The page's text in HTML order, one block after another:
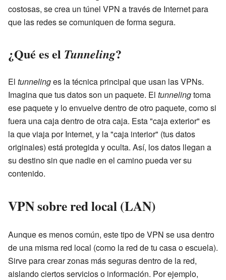
costosas, se crea un túnel VPN a través de Internet para
que las redes se comuniquen de forma segura.
¿Qué es el Tunneling?
El tunnelinges la técnica principal que usan las VPNs.
Imagina que tus datos son un paquete. El tunnelingtoma
ese paquete y lo envuelve dentro de otro paquete, como si
fuera una caja dentro de otra caja. Esta "caja exterior" es
la que viaja por Internet, y la "caja interior" (tus datos
originales) está protegida y oculta. Así, los datos llegan a
su destino sin que nadie en el camino pueda ver su
contenido.
VPN sobre red local (LAN)
Aunque es menos común, este tipo de VPN se usa dentro
de una misma red local (como la red de tu casa o escuela).
Sirve para crear zonas más seguras dentro de la red,
aislando ciertos servicios o información. Por ejemplo,